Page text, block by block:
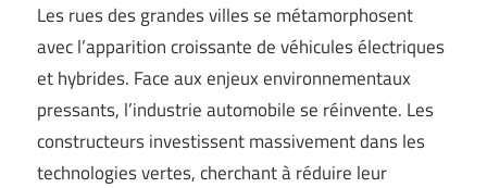
Les rues des grandes villes se métamorphosent
avec l’apparition croissante de véhicules électriques
et hybrides. Face aux enjeux environnementaux
pressants, l’industrie automobile se réinvente. Les
constructeurs investissent massivement dans les
technologies vertes, cherchant à réduire leur